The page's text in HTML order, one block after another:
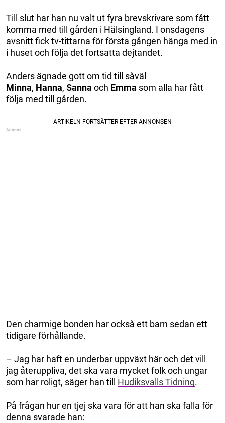
Till slut har han nu valt ut fyra brevskrivare som fått
komma med till gården i Hälsingland. I onsdagens
avsnitt fick tv-tittarna för första gången hänga med in
i huset och följa det fortsatta dejtandet.
Anders ägnade gott om tid till såväl
Minna, Hanna, Sanna och Emma som alla har fått
följa med till gården.
Den charmige bonden har också ett barn sedan ett
tidigare förhållande.
– Jag har haft en underbar uppväxt här och det vill
jag återuppliva, det ska vara mycket folk och ungar
som har roligt, säger han till Hudiksvalls Tidning.
På frågan hur en tjej ska vara för att han ska falla för
denna svarade han: